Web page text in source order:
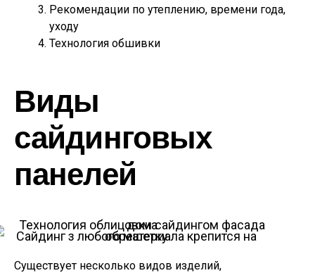
Рекомендации по утеплению, времени года,
уходу
Технология обшивки
Виды
сайдинговых
панелей
Сайдинг з любого материала крепится на обрешетку
Существует несколько видов изделий,